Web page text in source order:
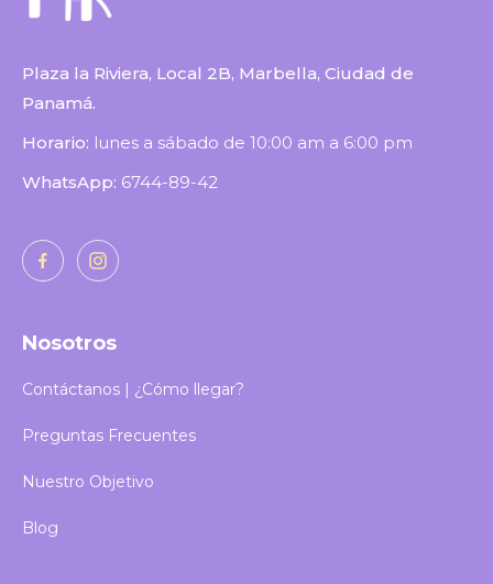
Plaza la Riviera, Local 2B, Marbella, Ciudad de
Panamá.
Horario: lunes a sábado de 10:00 am a 6:00 pm
WhatsApp: 6744-89-42
Nosotros
Contáctanos | ¿Cómo llegar?
Preguntas Frecuentes
Nuestro Objetivo
Blog